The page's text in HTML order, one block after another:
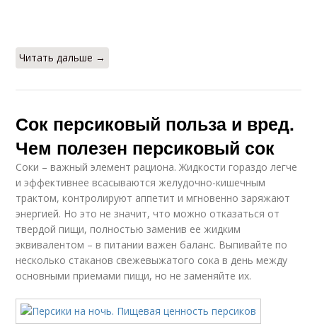
Читать дальше →
Сок персиковый польза и вред.
Чем полезен персиковый сок
Соки – важный элемент рациона. Жидкости гораздо легче
и эффективнее всасываются желудочно-кишечным
трактом, контролируют аппетит и мгновенно заряжают
энергией. Но это не значит, что можно отказаться от
твердой пищи, полностью заменив ее жидким
эквивалентом – в питании важен баланс. Выпивайте по
несколько стаканов свежевыжатого сока в день между
основными приемами пищи, но не заменяйте их.